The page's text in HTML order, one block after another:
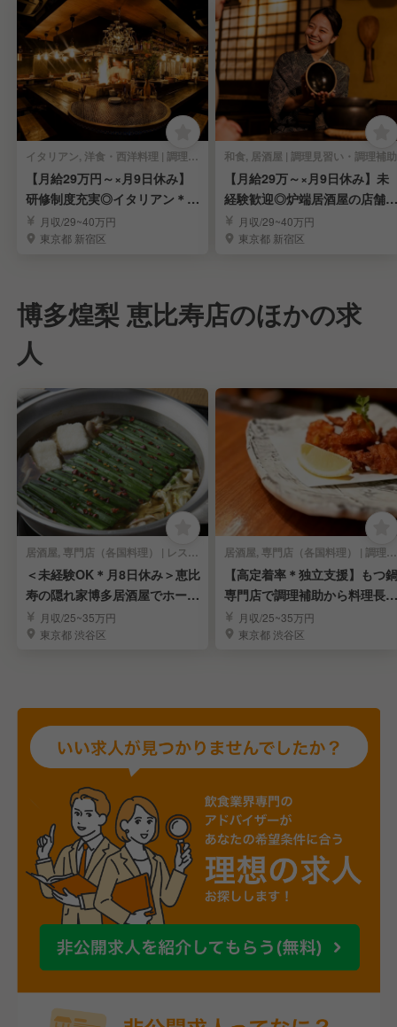
イタリアン, 洋食・西洋料理 | 調理見習い・調理補助
【月給29万円～×月9日休み】
研修制度充実◎イタリアン＊店
舗スタッフ募集
月収/29~40万円
東京都 新宿区
和食, 居酒屋 | 調理見習い・調理補助
【月給29万～×月9日休み】未
経験歓迎◎炉端居酒屋の店舗ス
タッフ募集！
月収/29~40万円
東京都 新宿区
博多煌梨 恵比寿店のほかの求
人
居酒屋, 専門店（各国料理） | レストランサービス・ホールスタッフ
＜未経験OK＊月8日休み＞恵比
寿の隠れ家博多居酒屋でホール
スタッフを募集！
月収/25~35万円
東京都 渋谷区
居酒屋, 専門店（各国料理） | 調理見習い・調理補助
【高定着率＊独立支援】もつ鍋
専門店で調理補助から料理長
へ！月収/25~35万円
東京都 渋谷区